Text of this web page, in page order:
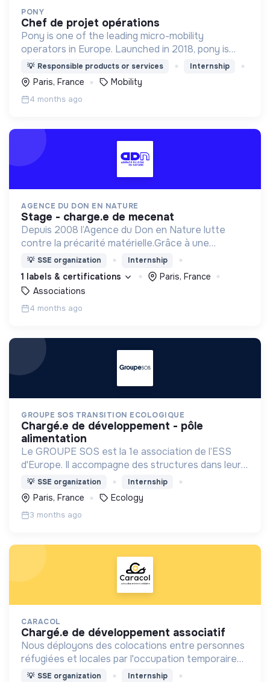
PONY
chef de projet opérations
Pony is one of the leading micro-mobility
operators in Europe. Launched in 2018, pony is
proud to be the only French operator. We design,
produce, and operate 10000 bikes and scooters
across 21 cities
💡 Responsible products or services Internship
Paris, France Mobility
4 months ago
AGENCE DU DON EN NATURE
stage - charge.e de mecenat
Depuis 2008 l’Agence du Don en Nature lutte
contre la précarité matérielle.Grâce à une
logistique unique, elle collecte, stocke et
redistribue des produits essentiels à 1500
associations de solidarité
💡 SSE organization Internship
1 labels & certifications
Paris, France
Associations
4 months ago
GROUPE SOS TRANSITION ECOLOGIQUE
chargé.e de développement - pôle
alimentation
Le GROUPE SOS est la 1e association de l’ESS
d'Europe. Il accompagne des structures dans leur
développement pour décupler leur impacts
sociaux, sociétaux, et environnementaux.
💡 SSE organization Internship
Paris, France Ecology
3 months ago
CARACOL
chargé.e de développement associatif
Nous déployons des colocations entre personnes
réfugiées et locales par l'occupation temporaire
de lieux vides.
💡 SSE organization Internship